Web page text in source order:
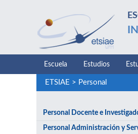
Escuela Estudios
ETSIAE > Personal
Personal Docente e
Personal Administración y